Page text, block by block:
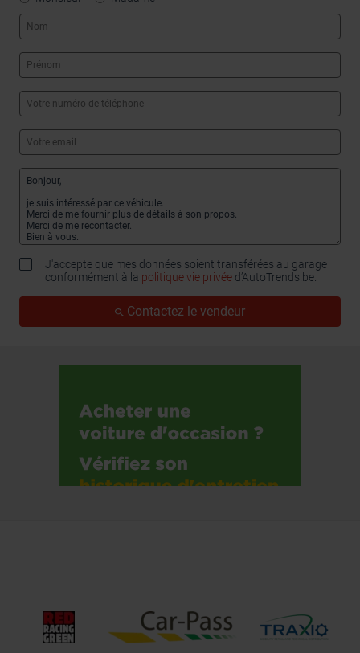
J'accepte que mes données soient transférées au garage
conformément à la politique vie privée d’AutoTrends.be.
Contactez le vendeur